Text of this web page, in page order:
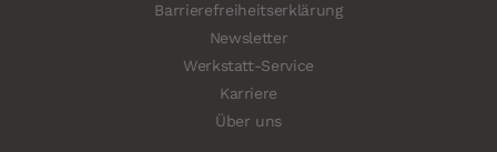
Barrierefreiheitserklärung
Newsletter
Werkstatt-Service
Karriere
Über uns